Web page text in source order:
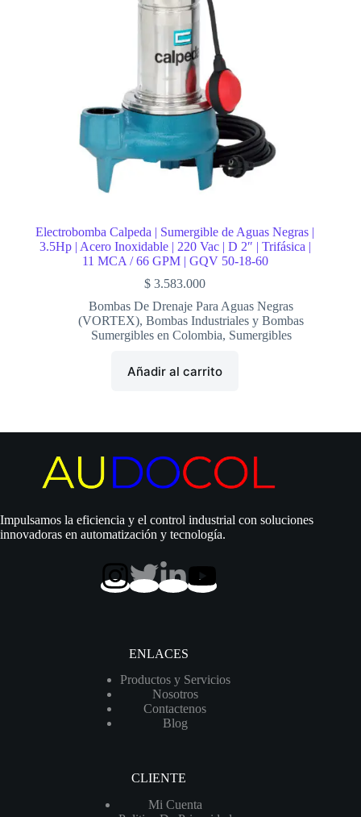
Electrobomba Calpeda | Sumergible de Aguas Negras |
3.5Hp | Acero Inoxidable | 220 Vac | D 2″ | Trifásica |
11 MCA / 66 GPM | GQV 50-18-60
$ 3.583.000
Bombas De Drenaje Para Aguas Negras
(VORTEX),Bombas Industriales y Bombas
Sumergibles en Colombia, Sumergibles
Añadir al carrito
Impulsamos la eficiencia y el control industrial con soluciones
innovadoras en automatización y tecnología.
ENLACES
Productos y Servicios
Nosotros
Contactenos
Blog
CLIENTE
Mi Cuenta